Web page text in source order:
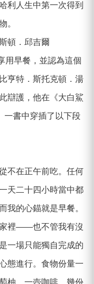
利人生中第一次得到
。
頓．邱吉爾
用早餐，並認為這個
亨特．斯托克頓．湯
辯護，他在《大白鯊
一書中穿插了以下段
不在正午前吃。任何
天二十四小時當中都
我的心錨就是早餐。
裡——也不管我有沒
一場只能獨自完成的
態進行。食物份量一